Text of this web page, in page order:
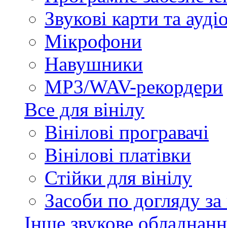
Звукові карти та
Мікрофони
Навушники
MP3/WAV-рекордери
Все для вінілу
Вінілові програвачі
Вінілові платівки
Стійки для вінілу
Засоби по догляду за
Інше звукове